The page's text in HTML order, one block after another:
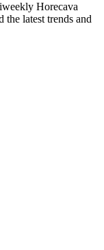
Horecava
latest trends and